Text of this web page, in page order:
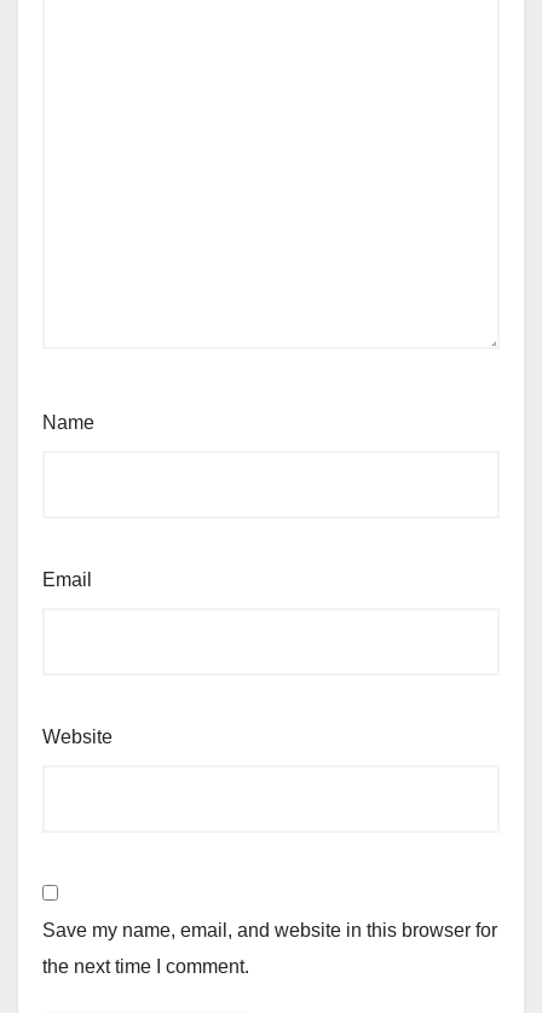
Name
Email
Website
Save my name, email, and website in this browser for
the next time I comment.